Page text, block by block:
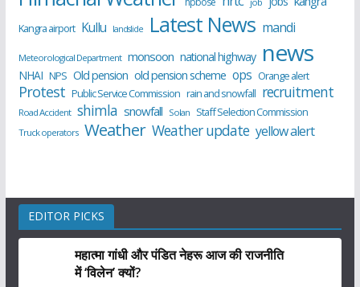
Kangra airport Kullu landslide Latest News mandi
Meteorological Department monsoon national highway news
NHAI NPS Old pension old pension scheme ops Orange alert
Protest Public Service Commission rain and snowfall recruitment
Road Accident shimla snowfall Solan Staff Selection Commission
Truck operators Weather Weather update yellow alert
EDITOR PICKS
महात्मा गांधी और पंडित नेहरू आज की राजनीति
में ‘विलेन’ क्यों?